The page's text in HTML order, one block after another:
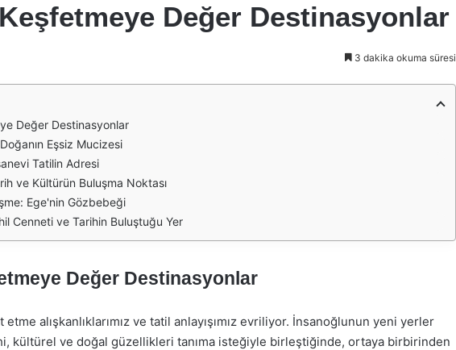
Değer Destinasyonlar
3 dakika okuma süresi
Değer Destinasyonlar
Eşsiz Mucizesi
Tatilin Adresi
ve Kültürün Buluşma Noktası
Ege'nin Gözbebeği
Cenneti ve Tarihin Buluştuğu Yer
Değer Destinasyonlar
alışkanlıklarımız ve tatil anlayışımız evriliyor. İnsanoğlunun yeni yerler
kültürel ve doğal güzellikleri tanıma isteğiyle birleştiğinde, ortaya birbirinden